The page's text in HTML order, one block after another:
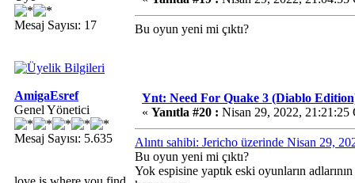
Mesaj Sayısı: 17 Bu oyun yeni mi çıktı?
AmigaEsref
Genel Yönetici
Mesaj Sayısı: 5.635
Ynt: Need For Quake 3 (Diablo
« Yanıtla #20 : Nisan 29, 2022, 21:21:25
Alıntı sahibi: Jericho üzerinde Nisan 29,
Bu oyun yeni mi çıktı?
Yok espisine yaptık eski oyunların